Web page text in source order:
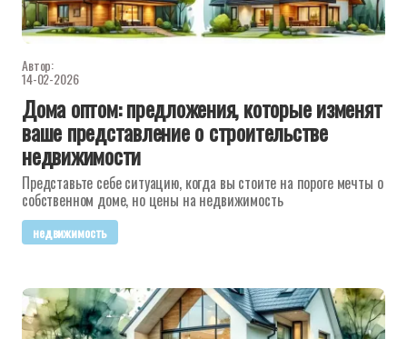
Автор:
14-02-2026
Дома оптом: предложения, которые изменят
ваше представление о строительстве
недвижимости
Представьте себе ситуацию, когда вы стоите на пороге мечты о
собственном доме, но цены на недвижимость
недвижимость